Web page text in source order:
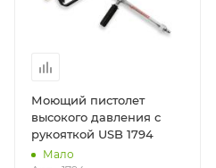
Моющий пистолет
высокого давления с
рукояткой USB 1794
Мало